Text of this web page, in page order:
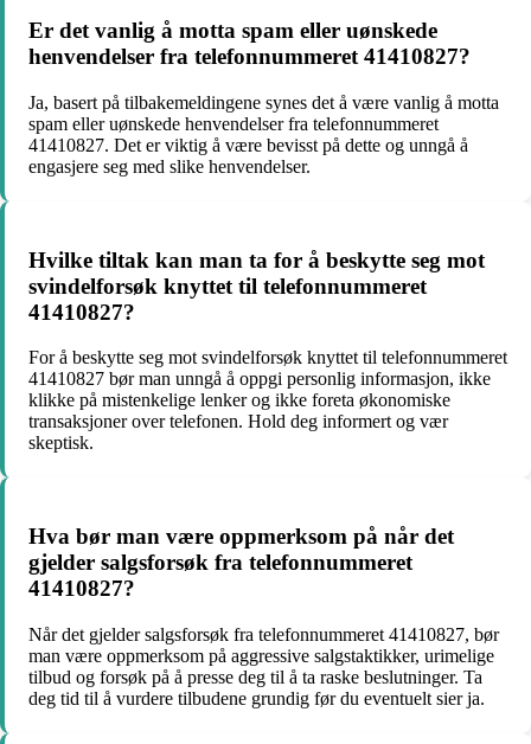
Er det vanlig å motta spam eller uønskede
henvendelser fra telefonnummeret 41410827?
Ja, basert på tilbakemeldingene synes det å være vanlig å motta
spam eller uønskede henvendelser fra telefonnummeret
41410827. Det er viktig å være bevisst på dette og unngå å
engasjere seg med slike henvendelser.
Hvilke tiltak kan man ta for å beskytte seg mot
svindelforsøk knyttet til telefonnummeret
41410827?
For å beskytte seg mot svindelforsøk knyttet til telefonnummeret
41410827 bør man unngå å oppgi personlig informasjon, ikke
klikke på mistenkelige lenker og ikke foreta økonomiske
transaksjoner over telefonen. Hold deg informert og vær
skeptisk.
Hva bør man være oppmerksom på når det
gjelder salgsforsøk fra telefonnummeret
41410827?
Når det gjelder salgsforsøk fra telefonnummeret 41410827, bør
man være oppmerksom på aggressive salgstaktikker, urimelige
tilbud og forsøk på å presse deg til å ta raske beslutninger. Ta
deg tid til å vurdere tilbudene grundig før du eventuelt sier ja.